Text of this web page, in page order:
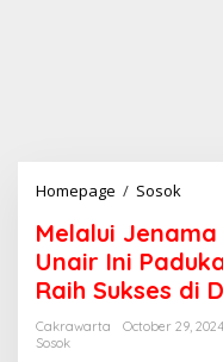
Homepage / Sosok
l
a
l
u
i
Melalui Jenama
Unair Ini
Raih Sukses di
Cakrawarta
October 29, 2024
Sosok